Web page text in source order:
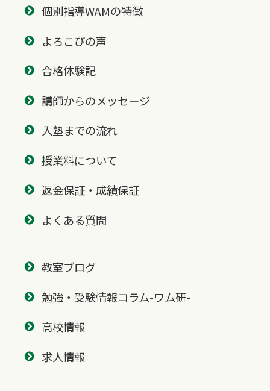
個別指導WAMの特徴
よろこびの声
合格体験記
講師からのメッセージ
入塾までの流れ
授業料について
返金保証・成績保証
よくある質問
教室ブログ
勉強・受験情報コラム-ワム研-
高校情報
求人情報